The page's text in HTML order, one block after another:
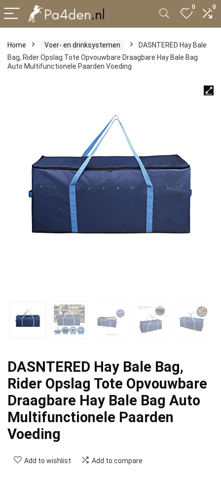
0 0
Home Voer- en drinksystemen
DASNTERED Hay Bale
Bag, Rider Opslag Tote Opvouwbare Draagbare Hay Bale Bag
Auto Multifunctionele Paarden Voeding
DASNTERED Hay Bale Bag,
Rider Opslag Tote Opvouwbare
Draagbare Hay Bale Bag Auto
Multifunctionele Paarden
Voeding
Add to wishlist Add to compare